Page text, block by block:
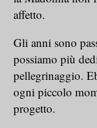
affetto.
Gli anni sono
possiamo più
pellegrinaggio.
ogni piccolo
progetto.